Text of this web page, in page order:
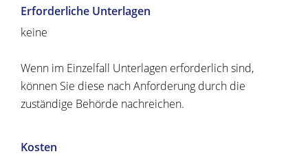
Erforderliche Unterlagen
keine
Wenn im Einzelfall Unterlagen erforderlich sind,
können Sie diese nach Anforderung durch die
zuständige Behörde nachreichen.
Kosten